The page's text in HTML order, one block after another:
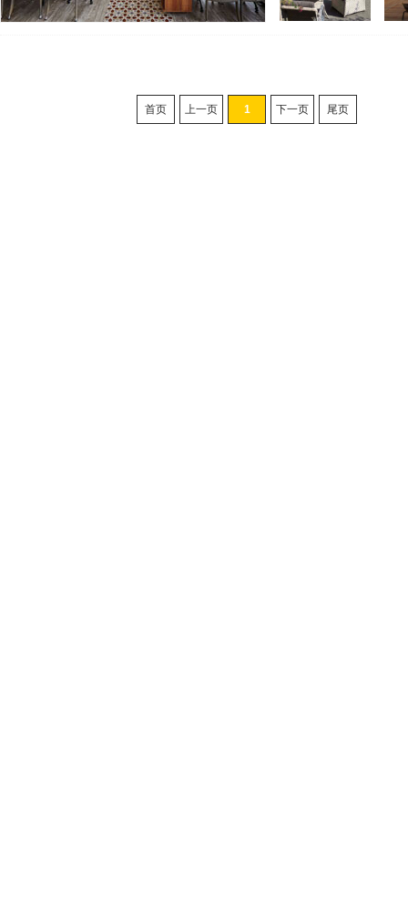
首页 上一页 1 下一页 尾页